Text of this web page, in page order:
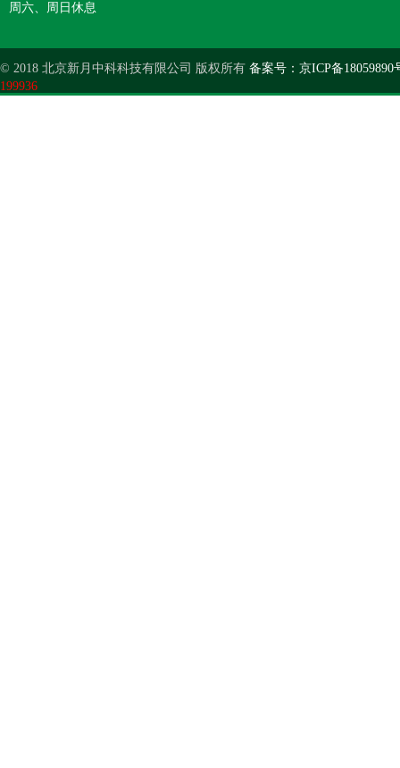
周六、周日休息
© 2018 北京新月中科科技有限公司 版权所有 备案号：京ICP备18059890
199936